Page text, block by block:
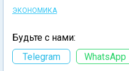
ЭКОНОМИКА
Будьте с нами:
Telegram
WhatsApp